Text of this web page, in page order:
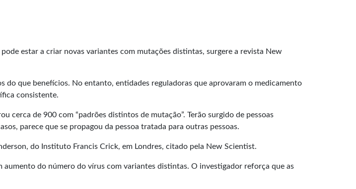
estar a criar novas variantes com mutações distintas, surgere a revista New
do que benefícios. No entanto, entidades reguladoras que aprovaram o medicamento
consistente.
cerca de 900 com “padrões distintos de mutação”. Terão surgido de pessoas
parece que se propagou da pessoa tratada para outras pessoas.
do Instituto Francis Crick, em Londres, citado pela New Scientist.
aumento do número do vírus com variantes distintas. O investigador reforça que as